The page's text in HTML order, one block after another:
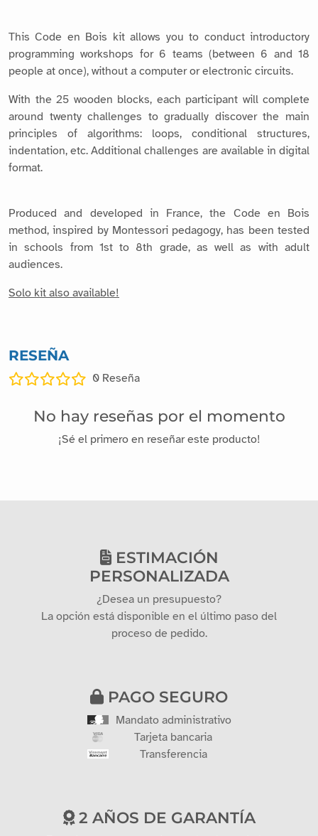
This Code en Bois kit allows you to conduct introductory
programming workshops for 6 teams (between 6 and 18
people at once), without a computer or electronic circuits.
With the 25 wooden blocks, each participant will complete
around twenty challenges to gradually discover the main
principles of algorithms: loops, conditional structures,
indentation, etc. Additional challenges are available in digital
format.
Produced and developed in France, the Code en Bois
method, inspired by Montessori pedagogy, has been tested
in schools from 1st to 8th grade, as well as with adult
audiences.
Solo kit also available!
RESEÑA
0 Reseña
No hay reseñas por el momento
¡Sé el primero en reseñar este producto!
ESTIMACIÓN
PERSONALIZADA
¿Desea un presupuesto?
La opción está disponible en el último paso del
proceso de pedido.
PAGO SEGURO
Mandato administrativo
Tarjeta bancaria
Transferencia
2 AÑOS DE GARANTÍA